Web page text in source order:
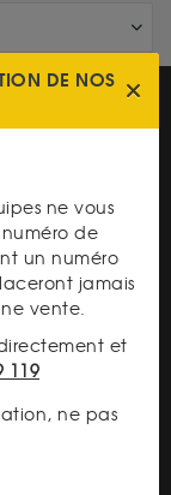
DE NOS
ne vous
de
un numéro
jamais
vente.
et
119
ne pas